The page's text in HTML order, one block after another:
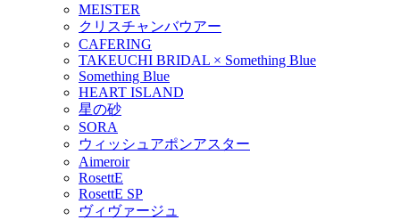
MEISTER
クリスチャンバウアー
CAFERING
TAKEUCHI BRIDAL × Something Blue
Something Blue
HEART ISLAND
星の砂
SORA
ウィッシュアポンアスター
Aimeroir
RosettE
RosettE SP
ヴィヴァージュ